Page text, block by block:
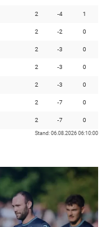
2 -4 1
2 -2 0
2 -3 0
2 -3 0
2 -3 0
2 -7 0
2 -7 0
Stand: 06.08.2026 06:10:00